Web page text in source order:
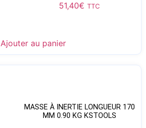
51,40€ TTC
Ajouter au panier
MASSE À INERTIE LONGUEUR 170
MM 0.90 KG KSTOOLS